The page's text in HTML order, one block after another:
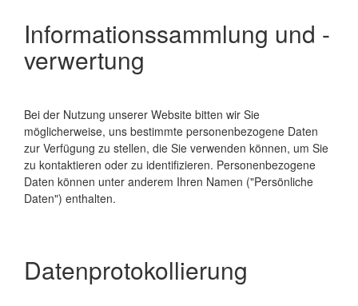
Informationssammlung und -
verwertung
Bei der Nutzung unserer Website bitten wir Sie
möglicherweise, uns bestimmte personenbezogene Daten
zur Verfügung zu stellen, die Sie verwenden können, um Sie
zu kontaktieren oder zu identifizieren. Personenbezogene
Daten können unter anderem Ihren Namen ("Persönliche
Daten") enthalten.
Datenprotokollierung